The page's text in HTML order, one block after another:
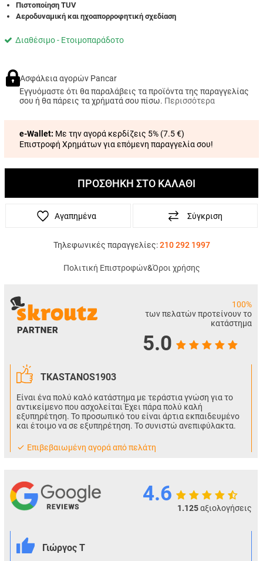
Πιστοποίηση TUV
Aεροδυναμική και ηχοαπορροφητική σχεδίαση
Διαθέσιμο - Ετοιμοπαράδοτο
Ασφάλεια αγορών Pancar
Εγγυόμαστε ότι θα παραλάβεις τα προϊόντα της παραγγελίας
σου ή θα πάρεις τα χρήματά σου πίσω. Περισσότερα
e-Wallet: Με την αγορά κερδίζεις 5% (7.5 €)
Επιστροφή Χρημάτων για επόμενη παραγγελία σου!
ΠΡΟΣΘΗΚΗ ΣΤΟ ΚΑΛΑΘΙ
Αγαπημένα Σύγκριση
Τηλεφωνικές παραγγελίες: 210 292 1997
Πολιτική Επιστροφών&Όροι χρήσης
100%
των πελατών προτείνουν το
κατάστημα
5.0
TKASTANOS1903
Είναι ένα πολύ καλό κατάστημα με τεράστια γνώση για το
αντικείμενο που ασχολείται Έχει πάρα πολύ καλή
εξυπηρέτηση. Το προσωπικό του είναι άρτια εκπαιδευμένο
και έτοιμο να σε εξυπηρέτηση. Το συνιστώ ανεπιφύλακτα.
Eπιβεβαιωμένη αγορά από πελάτη
4.6
1.125αξιολογήσεις
Γιώργος Τ